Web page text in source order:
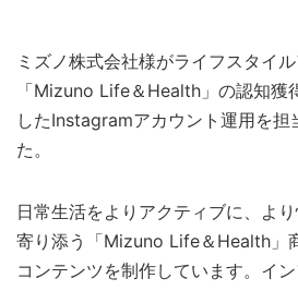
ミズノ株式会社様がライフスタイ
「Mizuno Life＆Health」の認知獲
したInstagramアカウント運用を担
た。
日常生活をよりアクティブに、よ
寄り添う「Mizuno Life＆Health」
コンテンツを制作しています。イ